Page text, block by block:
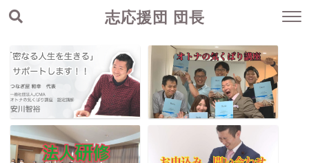
志応援団 団長